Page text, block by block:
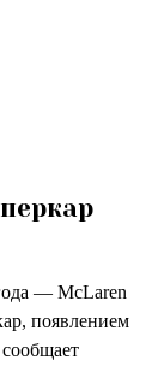
— McLaren
появлением